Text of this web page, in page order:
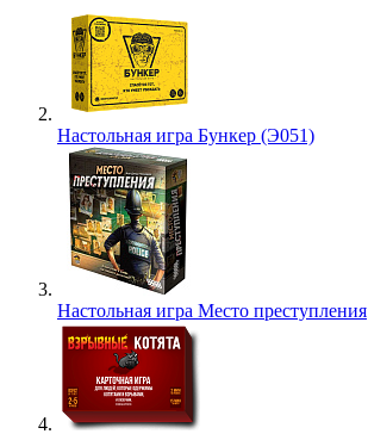
Настольная игра Бункер (Э051)
Настольная игра Место преступления